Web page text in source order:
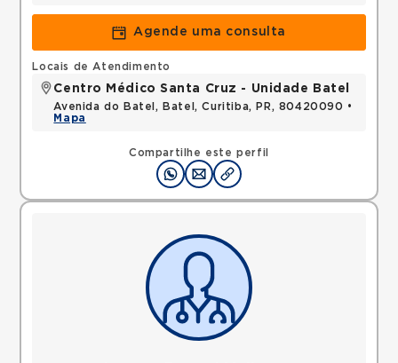
Agende uma consulta
Compartilhe este perfil
Locais de Atendimento
Centro Médico Santa Cruz - Unidade Batel
Avenida do Batel, Batel, Curitiba, PR, 80420090 •
Mapa